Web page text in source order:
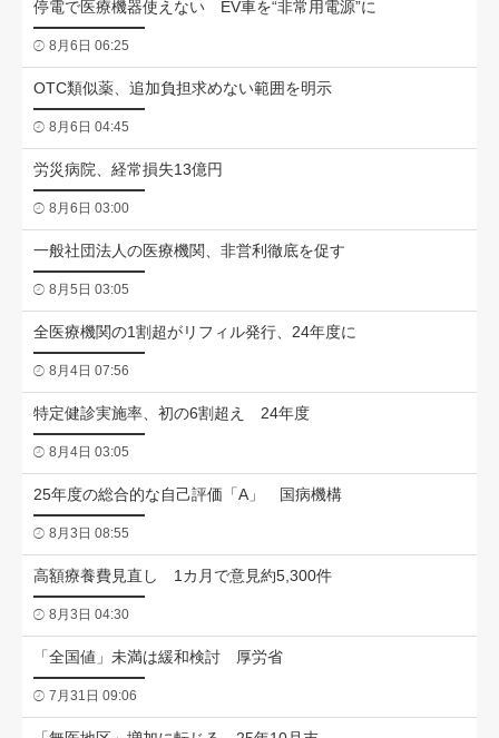
停電で医療機器使えない EV車を“非常用電源”に
8月6日 06:25
OTC類似薬、追加負担求めない範囲を明示
8月6日 04:45
労災病院、経常損失13億円
8月6日 03:00
一般社団法人の医療機関、非営利徹底を促す
8月5日 03:05
全医療機関の1割超がリフィル発行、24年度に
8月4日 07:56
特定健診実施率、初の6割超え 24年度
8月4日 03:05
25年度の総合的な自己評価「A」 国病機構
8月3日 08:55
高額療養費見直し 1カ月で意見約5,300件
8月3日 04:30
「全国値」未満は緩和検討 厚労省
7月31日 09:06